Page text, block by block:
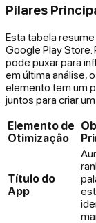
Pilares
Esta tabela
Google Play Store.
pode puxar para
em última análise,
elemento tem um
juntos para criar
Elemento de
Otimização
Título do
App